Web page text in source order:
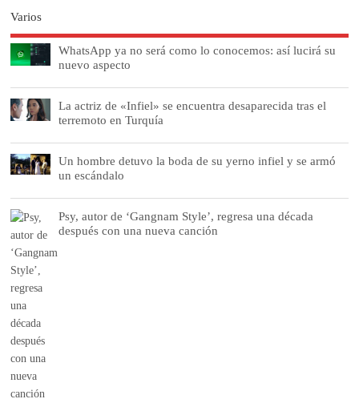
Varios
WhatsApp ya no será como lo conocemos: así lucirá su
nuevo aspecto
La actriz de «Infiel» se encuentra desaparecida tras el
terremoto en Turquía
Un hombre detuvo la boda de su yerno infiel y se armó
un escándalo
Psy, autor de ‘Gangnam Style’, regresa una década
después con una nueva canción